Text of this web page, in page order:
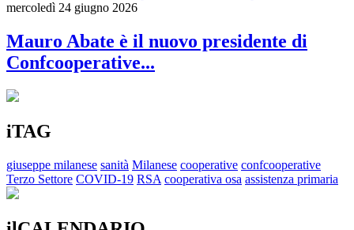
mercoledì 24 giugno 2026
Mauro Abate è il nuovo presidente di
Confcooperative...
iTAG
giuseppe milanese sanità Milanese cooperative confcooperative
Terzo Settore COVID-19 RSA cooperativa osa assistenza primaria